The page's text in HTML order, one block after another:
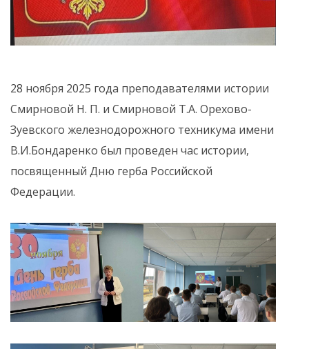
28 ноября 2025 года преподавателями истории
Смирновой Н. П. и Смирновой Т.А. Орехово-
Зуевского железнодорожного техникума имени
В.И.Бондаренко был проведен час истории,
посвященный Дню герба Российской
Федерации.